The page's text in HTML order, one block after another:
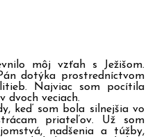
môj vzťah s Ježišom.
dotýka prostredníctvom
Najviac som pocítila
dvoch veciach.
keď som bola silnejšia vo
priateľov. Už som
nadšenia a túžby,